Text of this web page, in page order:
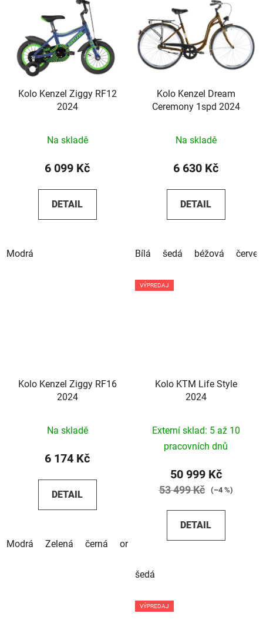
Kolo Kenzel Ziggy RF12
2024
Na skladě
6 099 Kč
DETAIL
Modrá
Kolo Kenzel Dream
Ceremony 1spd 2024
Na skladě
6 630 Kč
DETAIL
Bílá šedá béžová
Kolo Kenzel Ziggy RF16
2024
Na skladě
6 174 Kč
DETAIL
Modrá Zelená černá oranžová
VÝPREDAJ
Kolo KTM Life Style
2024
Externí sklad: 5 až 10
pracovních dnů
50 999 Kč
53 499 Kč (–4 %)
DETAIL
šedá
VÝPREDAJ